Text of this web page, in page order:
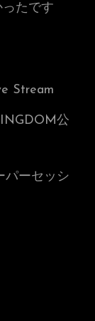
たです
Stream
公
パーセッシ